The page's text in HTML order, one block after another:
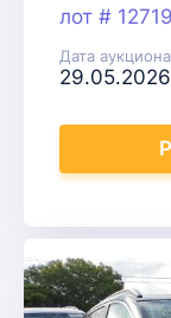
лот # 12719
Дата
29.05.2026